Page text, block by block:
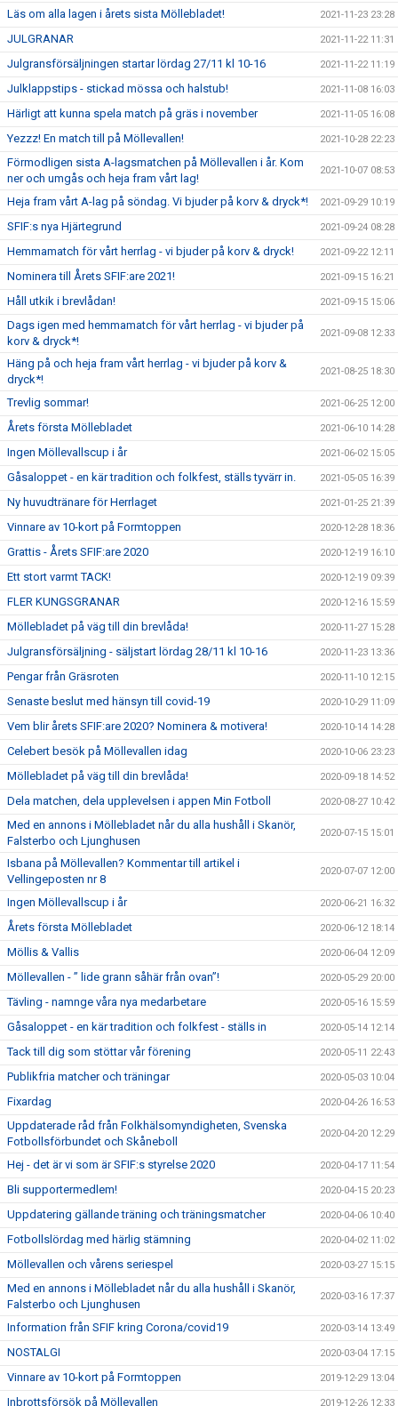
Läs om alla lagen i årets sista Möllebladet! 2021-11-23 23:28
JULGRANAR 2021-11-22 11:31
Julgransförsäljningen startar lördag 27/11 kl 10-16 2021-11-22 11:19
Julklappstips - stickad mössa och halstub! 2021-11-08 16:03
Härligt att kunna spela match på gräs i november 2021-11-05 16:08
Yezzz! En match till på Möllevallen! 2021-10-28 22:23
Förmodligen sista A-lagsmatchen på Möllevallen i år. Kom
ner och umgås och heja fram vårt lag!
2021-10-07 08:53
Heja fram vårt A-lag på söndag. Vi bjuder på korv & dryck*! 2021-09-29 10:19
SFIF:s nya Hjärtegrund 2021-09-24 08:28
Hemmamatch för vårt herrlag - vi bjuder på korv & dryck! 2021-09-22 12:11
Nominera till Årets SFIF:are 2021! 2021-09-15 16:21
Håll utkik i brevlådan! 2021-09-15 15:06
Dags igen med hemmamatch för vårt herrlag - vi bjuder på
korv & dryck*!
2021-09-08 12:33
Häng på och heja fram vårt herrlag - vi bjuder på korv &
dryck*!
2021-08-25 18:30
Trevlig sommar! 2021-06-25 12:00
Årets första Möllebladet 2021-06-10 14:28
Ingen Möllevallscup i år 2021-06-02 15:05
Gåsaloppet - en kär tradition och folkfest, ställs tyvärr in. 2021-05-05 16:39
Ny huvudtränare för Herrlaget 2021-01-25 21:39
Vinnare av 10-kort på Formtoppen 2020-12-28 18:36
Grattis - Årets SFIF:are 2020 2020-12-19 16:10
Ett stort varmt TACK! 2020-12-19 09:39
FLER KUNGSGRANAR 2020-12-16 15:59
Möllebladet på väg till din brevlåda! 2020-11-27 15:28
Julgransförsäljning - säljstart lördag 28/11 kl 10-16 2020-11-23 13:36
Pengar från Gräsroten 2020-11-10 12:15
Senaste beslut med hänsyn till covid-19 2020-10-29 11:09
Vem blir årets SFIF:are 2020? Nominera & motivera! 2020-10-14 14:28
Celebert besök på Möllevallen idag 2020-10-06 23:23
Möllebladet på väg till din brevlåda! 2020-09-18 14:52
Dela matchen, dela upplevelsen i appen Min Fotboll 2020-08-27 10:42
Med en annons i Möllebladet når du alla hushåll i Skanör,
Falsterbo och Ljunghusen
2020-07-15 15:01
Isbana på Möllevallen? Kommentar till artikel i
Vellingeposten nr 8
2020-07-07 12:00
Ingen Möllevallscup i år 2020-06-21 16:32
Årets första Möllebladet 2020-06-12 18:14
Möllis & Vallis 2020-06-04 12:09
Möllevallen - ” lide grann såhär från ovan”! 2020-05-29 20:00
Tävling - namnge våra nya medarbetare 2020-05-16 15:59
Gåsaloppet - en kär tradition och folkfest - ställs in 2020-05-14 12:14
Tack till dig som stöttar vår förening 2020-05-11 22:43
Publikfria matcher och träningar 2020-05-03 10:04
Fixardag 2020-04-26 16:53
Uppdaterade råd från Folkhälsomyndigheten, Svenska
Fotbollsförbundet och Skåneboll
2020-04-20 12:29
Hej - det är vi som är SFIF:s styrelse 2020 2020-04-17 11:54
Bli supportermedlem! 2020-04-15 20:23
Uppdatering gällande träning och träningsmatcher 2020-04-06 10:40
Fotbollslördag med härlig stämning 2020-04-02 11:02
Möllevallen och vårens seriespel 2020-03-27 15:15
Med en annons i Möllebladet når du alla hushåll i Skanör,
Falsterbo och Ljunghusen
2020-03-16 17:37
Information från SFIF kring Corona/covid19 2020-03-14 13:49
NOSTALGI 2020-03-04 17:15
Vinnare av 10-kort på Formtoppen 2019-12-29 13:04
Inbrottsförsök på Möllevallen 2019-12-26 12:33